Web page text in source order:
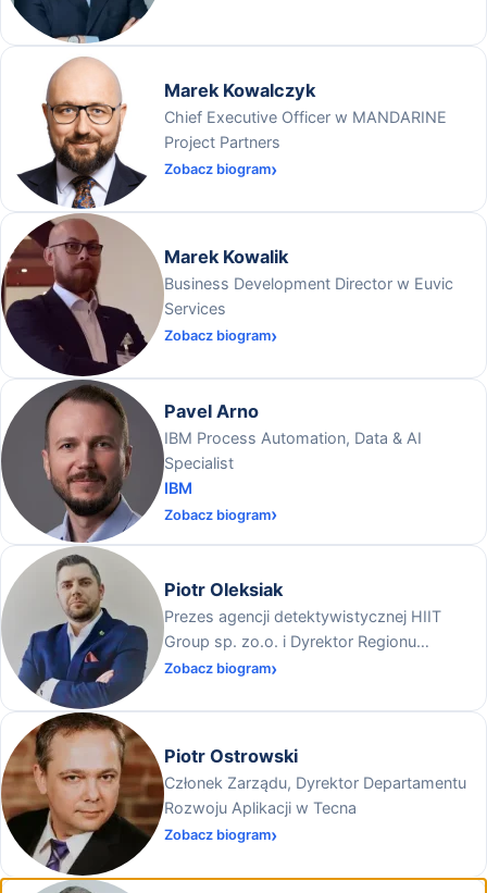
Marek Kowalczyk
Chief Executive Officer w MANDARINE
Project Partners
Zobacz biogram
Marek Kowalik
Business Development Director w Euvic
Services
Zobacz biogram
Pavel Arno
IBM Process Automation, Data & AI
Specialist
IBM
Zobacz biogram
Piotr Oleksiak
Prezes agencji detektywistycznej HIIT
Group sp. zo.o. i Dyrektor Regionu
Ogólnopolskiej Federacji Przedsiębiorców i
Zobacz biogram
Piotr Ostrowski
Członek Zarządu, Dyrektor Departamentu
Rozwoju Aplikacji w Tecna
Zobacz biogram